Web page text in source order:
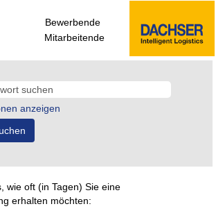
Bewerbende
Mitarbeitende
anzeigen
wie oft (in Tagen) Sie eine
erhalten möchten: